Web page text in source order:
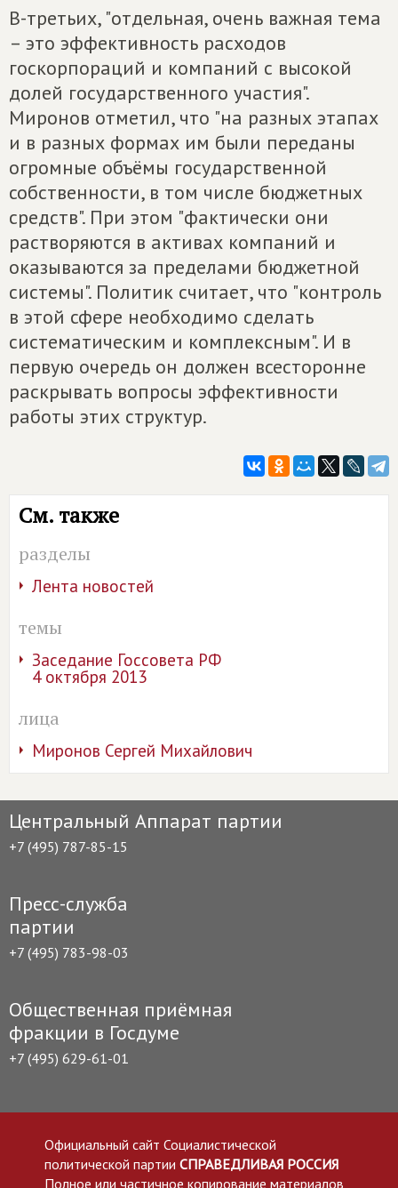
В-третьих, "отдельная, очень важная тема
– это эффективность расходов
госкорпораций и компаний с высокой
долей государственного участия".
Миронов отметил, что "на разных этапах
и в разных формах им были переданы
огромные объёмы государственной
собственности, в том числе бюджетных
средств". При этом "фактически они
растворяются в активах компаний и
оказываются за пределами бюджетной
системы". Политик считает, что "контроль
в этой сфере необходимо сделать
систематическим и комплексным". И в
первую очередь он должен всесторонне
раскрывать вопросы эффективности
работы этих структур.
См. также
разделы
Лента новостей
темы
Заседание Госсовета РФ
4 октября 2013
лица
Миронов Сергей Михайлович
Центральный Аппарат партии
+7 (495) 787-85-15
Пресс-служба
партии
+7 (495) 783-98-03
Общественная приёмная
фракции в Госдуме
+7 (495) 629-61-01
Официальный сайт Социалистической
политической партии СПРАВЕДЛИВАЯ РОССИЯ
Полное или частичное копирование материалов